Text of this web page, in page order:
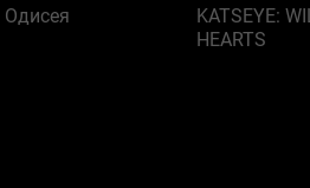
Одисея
KATSEYE:
HEARTS